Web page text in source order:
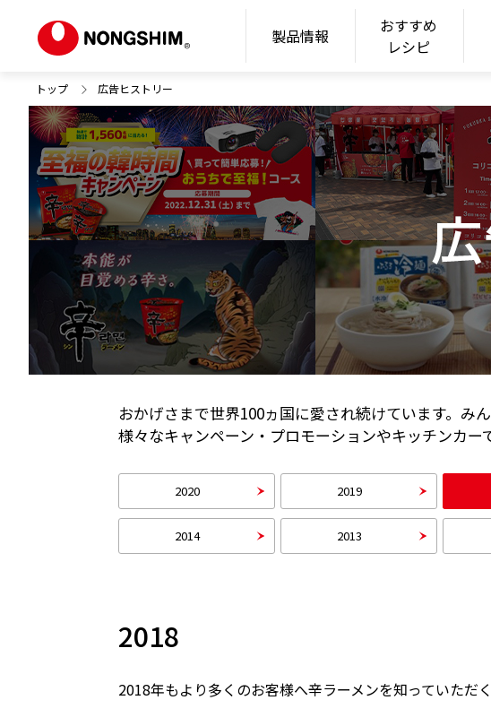
製品情報
おすすめ
レシピ
トップ 広告ヒストリー
おかげさまで世界100ヵ国に愛され続けています。み
様々なキャンペーン・プロモーションやキッチンカー
2020 2019
2014 2013
2018
2018年もより多くのお客様へ辛ラーメンを知っていただ